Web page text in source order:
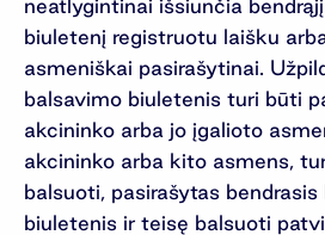
neatlygintinai išsiunčia
biuletenį registruotu laišku
asmeniškai pasirašytinai.
balsavimo biuletenis turi būti
akcininko arba jo įgalioto
akcininko arba kito asmens,
balsuoti, pasirašytas bendrasis
biuletenis ir teisę balsuoti